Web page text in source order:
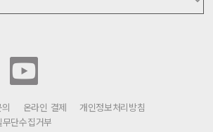
온라인 결제
개인정보처리방침
무단수집거부